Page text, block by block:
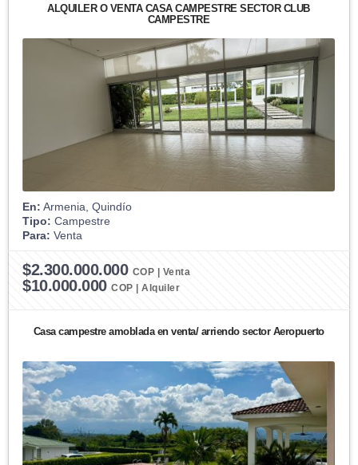
ALQUILER O VENTA CASA CAMPESTRE SECTOR CLUB
CAMPESTRE
En: Armenia, Quindío
Tipo: Campestre
Para: Venta
$2.300.000.000 COP | Venta
$10.000.000 COP | Alquiler
Casa campestre amoblada en venta/ arriendo sector Aeropuerto